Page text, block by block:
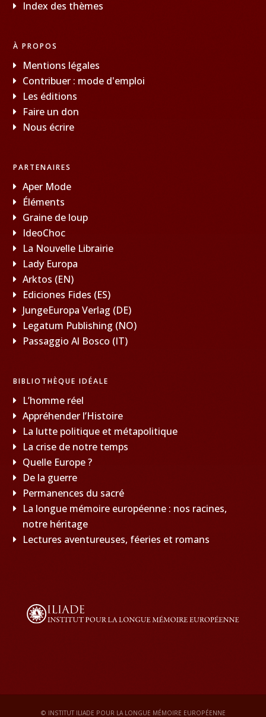
Index des thèmes
À PROPOS
Mentions légales
Contribuer : mode d'emploi
Les éditions
Faire un don
Nous écrire
PARTENAIRES
Aper Mode
Éléments
Graine de loup
IdeoChoc
La Nouvelle Librairie
Lady Europa
Arktos (EN)
Ediciones Fides (ES)
JungeEuropa Verlag (DE)
Legatum Publishing (NO)
Passaggio Al Bosco (IT)
BIBLIOTHÈQUE IDÉALE
L’homme réel
Appréhender l’Histoire
La lutte politique et métapolitique
La crise de notre temps
Quelle Europe ?
De la guerre
Permanences du sacré
La longue mémoire européenne : nos racines,
notre héritage
Lectures aventureuses, féeries et romans
© INSTITUT ILIADE POUR LA LONGUE MÉMOIRE EUROPÉENNE